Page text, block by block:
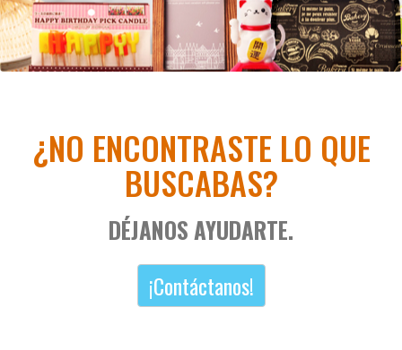
¿NO ENCONTRASTE LO QUE
BUSCABAS?
DÉJANOS AYUDARTE.
¡Contáctanos!